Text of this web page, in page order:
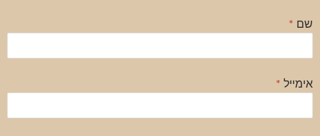
שם *
אימייל *